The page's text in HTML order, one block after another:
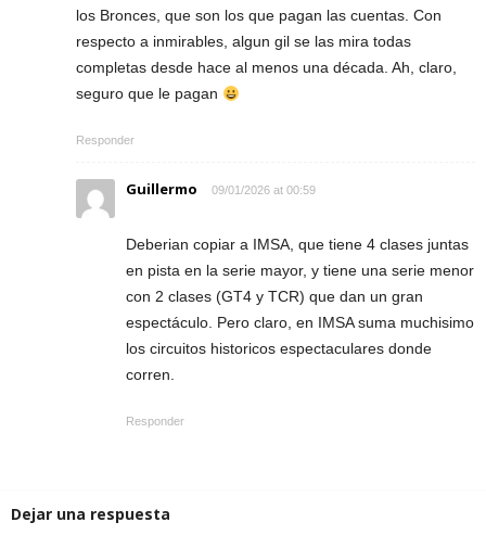
los Bronces, que son los que pagan las cuentas. Con
respecto a inmirables, algun gil se las mira todas
completas desde hace al menos una década. Ah, claro,
seguro que le pagan
Responder
Guillermo 09/01/2026 at 00:59
Deberian copiar a IMSA, que tiene 4 clases juntas
en pista en la serie mayor, y tiene una serie menor
con 2 clases (GT4 y TCR) que dan un gran
espectáculo. Pero claro, en IMSA suma muchisimo
los circuitos historicos espectaculares donde
corren.
Responder
Dejar una respuesta